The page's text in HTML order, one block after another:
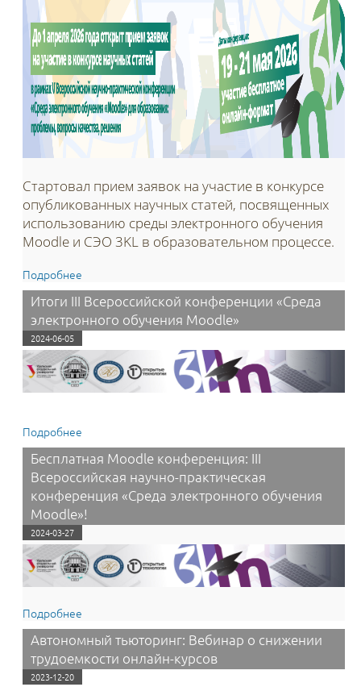
Стартовал прием заявок на участие в конкурсе
опубликованных научных статей, посвященных
использованию среды электронного обучения
Moodle и СЭО 3KL в образовательном процессе.
Подробнее
«Технологии образовательного процесса для курсов
дистанционного обучения» в 2026 году
Итоги III Всероссийской конференции «Среда
электронного обучения Moodle»
2024-06-05
Подробнее
электронного обучения Moodle»
Бесплатная Moodle конференция: III
Всероссийская научно-практическая
конференция «Среда электронного обучения
Moodle»!
2024-03-27
Подробнее
научно-практическая конференция «Среда
электронного обучения Moodle»!
Автономный тьюторинг: Вебинар о снижении
трудоемкости онлайн-курсов
2023-12-20